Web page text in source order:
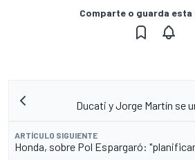
Comparte o guarda
Ducati y Jorge Martín se
ARTÍCULO SIGUIENTE
Honda, sobre Pol Espargaró: